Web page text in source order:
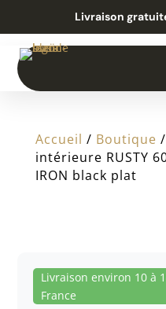
Livraison
Accueil / Boutique /
intérieure RUSTY
IRON black plat
Livraison environ 10 à
France